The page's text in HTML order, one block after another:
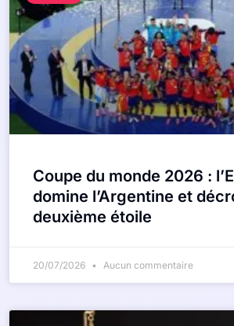
Coupe du monde 2026 :
domine l’Argentine et
deuxième étoile
20/07/2026 Aucun commentaire